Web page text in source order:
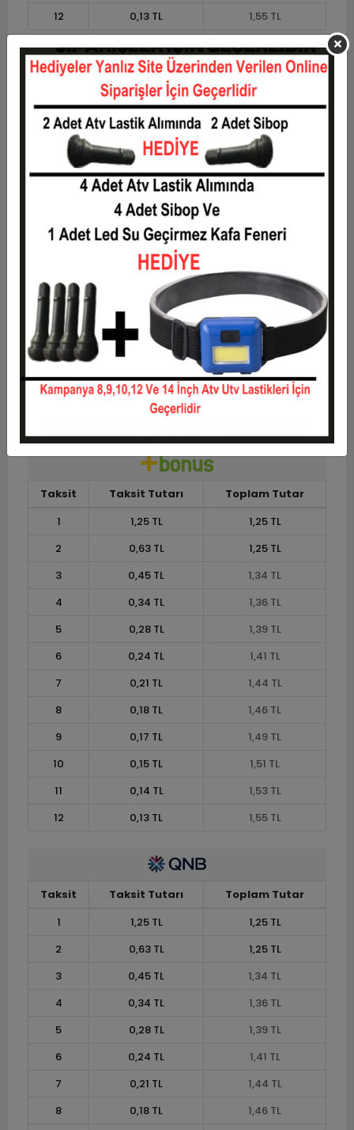
12
0,13 TL 1,55 TL
Taksit Tutarı
Toplam Tutar
1
1,25 TL
1,25 TL
0,63 TL
1,25 TL
3
0,45 TL
1,34 TL
0,34 TL
5
0,28 TL
1,39 TL
0,24 TL
7
1,44 TL
8
0,18 TL
9
0,17 TL
1,49 TL
10
1,51 TL
11
0,14 TL
1,53 TL
0,13 TL
Taksit Taksit Tutarı
Toplam Tutar
1
1,25 TL
1,25 TL
2
0,63 TL
1,25 TL
3
0,45 TL
1,34 TL
4
0,34 TL
1,36 TL
5
0,28 TL
1,39 TL
6
0,24 TL
1,41 TL
7
0,21 TL
1,44 TL
8
0,18 TL
1,46 TL
9
0,17 TL
1,49 TL
10
0,15 TL
1,51 TL
11
0,14 TL
1,53 TL
12
0,13 TL 1,55 TL
Taksit Taksit Tutarı
Toplam Tutar
1
1,25 TL
1,25 TL
2
0,63 TL
1,25 TL
3
0,45 TL
1,34 TL
4
0,34 TL
1,36 TL
5
0,28 TL
1,39 TL
6
0,24 TL
1,41 TL
7
0,21 TL
1,44 TL
8
0,18 TL 1,46 TL